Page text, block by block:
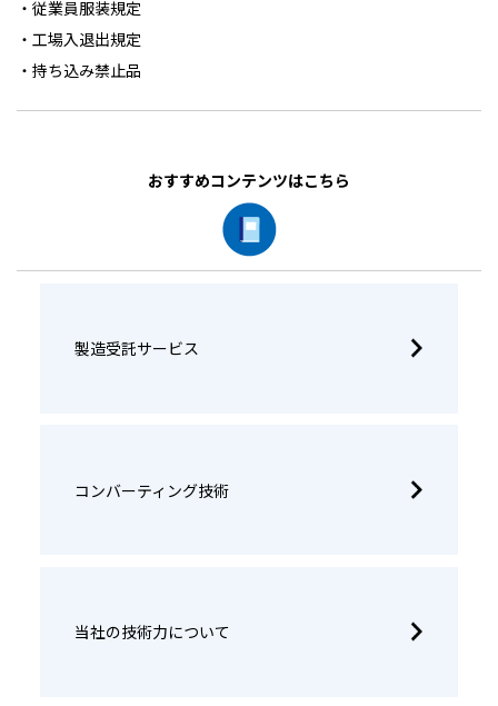
・従業員服装規定
・工場入退出規定
・持ち込み禁止品
おすすめコンテンツはこちら
製造受託サービス
コンバーティング技術
当社の技術力について